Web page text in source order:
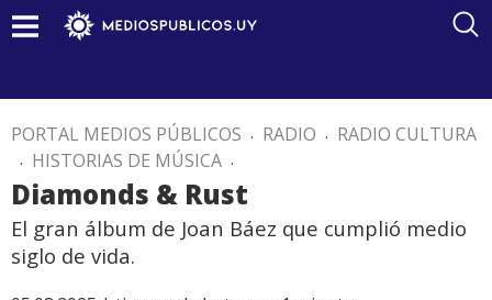
PORTAL MEDIOS PÚBLICOS . RADIO . RADIO CULTURA
. HISTORIAS DE MÚSICA .
Diamonds & Rust
El gran álbum de Joan Báez que cumplió medio
siglo de vida.